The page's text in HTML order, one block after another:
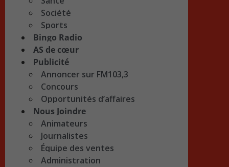
Société
Sports
Bingo Radio
AS de cœur
Publicité
Annoncer sur FM103,3
Concours
Opportunités d’affaires
Nous Joindre
Animateurs
Journalistes
Équipe des ventes
Administration